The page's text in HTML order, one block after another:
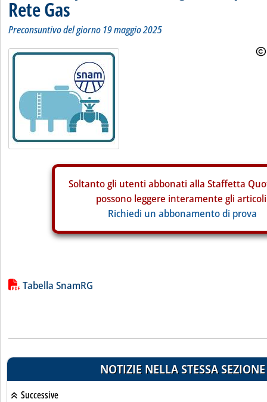
Rete Gas
Preconsuntivo del giorno 19 maggio 2025
Soltanto gli utenti abbonati alla Staffetta
possono leggere interamente gli
Richiedi un abbonamento di prova
Lista allegati PDF alla notizia
Tabella SnamRG
NOTIZIE NELLA STESSA SEZIONE
Successive